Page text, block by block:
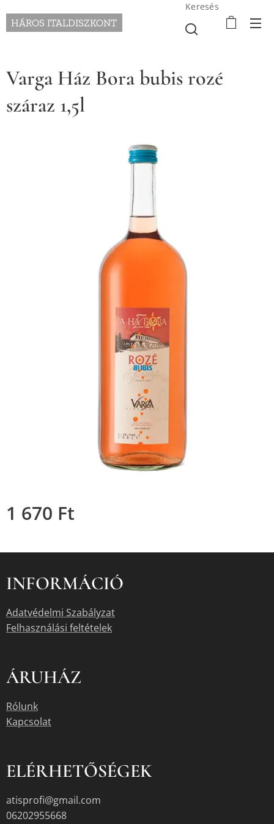
HÁROS ITALDISZKONT
Keresés
Varga Ház Bora bubis rozé
száraz 1,5l
1 670 Ft
INFORMÁCIÓ
Adatvédelmi Szabályzat
Felhasználási feltételek
ÁRUHÁZ
Rólunk
Kapcsolat
ELÉRHETŐSÉGEK
atisprofi@gmail.com
06202955668